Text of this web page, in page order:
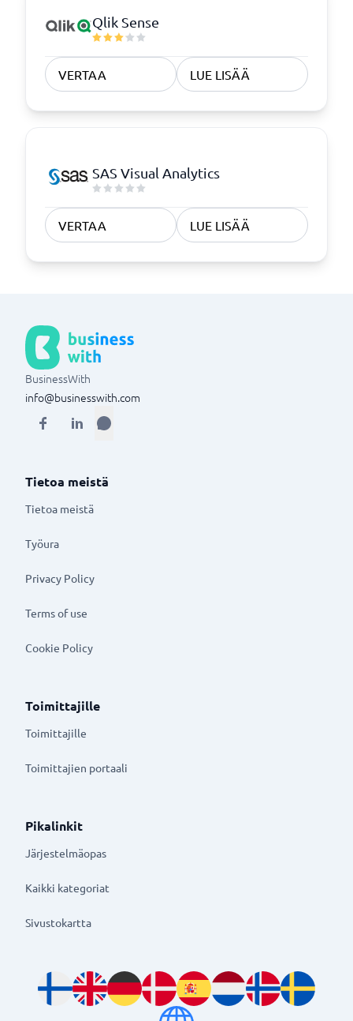
Qlik Sense
VERTAA LUE LISÄÄ
SAS Visual Analytics
VERTAA LUE LISÄÄ
BusinessWith
info@businesswith.com
Tietoa meistä
Tietoa meistä
Työura
Privacy Policy
Terms of use
Cookie Policy
Toimittajille
Toimittajille
Toimittajien portaali
Pikalinkit
Järjestelmäopas
Kaikki kategoriat
Sivustokartta